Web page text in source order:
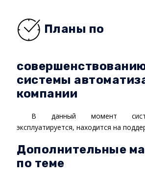
Планы по
системы
компании
В данный момент
эксплуатируется, находится на
Дополнительные
по теме